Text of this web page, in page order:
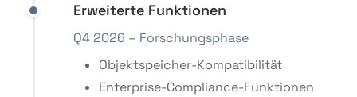
Erweiterte Funktionen
Q4 2026 – Forschungsphase
Objektspeicher-Kompatibilität
Enterprise-Compliance-Funktionen